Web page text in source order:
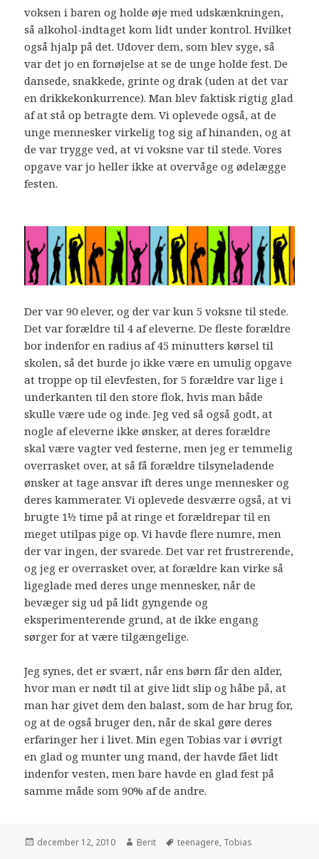
voksen i baren og holde øje med udskænkningen,
så alkohol-indtaget kom lidt under kontrol. Hvilket
også hjalp på det. Udover dem, som blev syge, så
var det jo en fornøjelse at se de unge holde fest. De
dansede, snakkede, grinte og drak (uden at det var
en drikkekonkurrence). Man blev faktisk rigtig glad
af at stå op betragte dem. Vi oplevede også, at de
unge mennesker virkelig tog sig af hinanden, og at
de var trygge ved, at vi voksne var til stede. Vores
opgave var jo heller ikke at overvåge og ødelægge
festen.
Der var 90 elever, og der var kun 5 voksne til stede.
Det var forældre til 4 af eleverne. De fleste forældre
bor indenfor en radius af 45 minutters kørsel til
skolen, så det burde jo ikke være en umulig opgave
at troppe op til elevfesten, for 5 forældre var lige i
underkanten til den store flok, hvis man både
skulle være ude og inde. Jeg ved så også godt, at
nogle af eleverne ikke ønsker, at deres forældre
skal være vagter ved festerne, men jeg er temmelig
overrasket over, at så få forældre tilsyneladende
ønsker at tage ansvar ift deres unge mennesker og
deres kammerater. Vi oplevede desværre også, at vi
brugte 1½ time på at ringe et forældrepar til en
meget utilpas pige op. Vi havde flere numre, men
der var ingen, der svarede. Det var ret frustrerende,
og jeg er overrasket over, at forældre kan virke så
ligeglade med deres unge mennesker, når de
bevæger sig ud på lidt gyngende og
eksperimenterende grund, at de ikke engang
sørger for at være tilgængelige.
Jeg synes, det er svært, når ens børn får den alder,
hvor man er nødt til at give lidt slip og håbe på, at
man har givet dem den balast, som de har brug for,
og at de også bruger den, når de skal gøre deres
erfaringer her i livet. Min egen Tobias var i øvrigt
en glad og munter ung mand, der havde fået lidt
indenfor vesten, men bare havde en glad fest på
samme måde som 90% af de andre.
december 12, 2010 Berit teenagere, Tobias